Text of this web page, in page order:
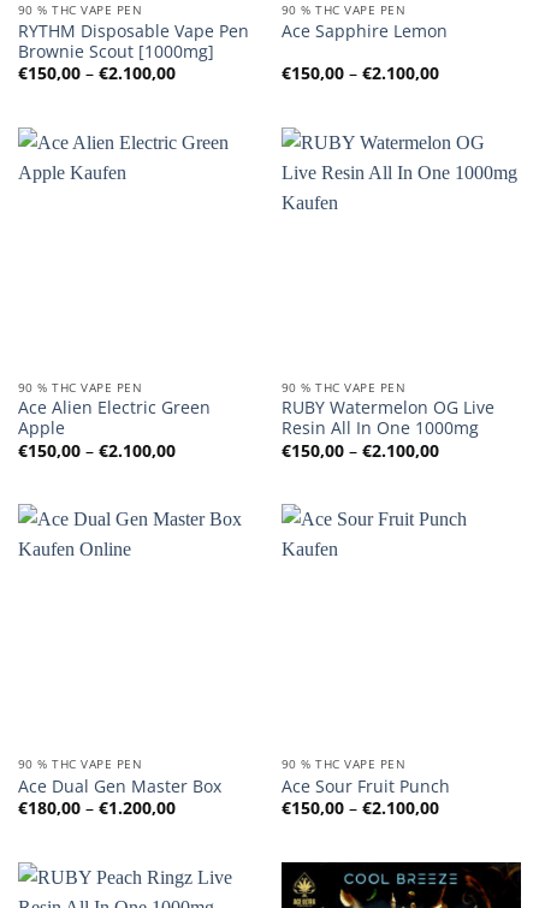
90 % THC VAPE PEN
RYTHM Disposable Vape Pen
Brownie Scout [1000mg]
€150,00 – €2.100,00Preisspanne:
€150,00
90 % THC VAPE PEN
Ace Sapphire Lemon
€150,00 – €2.100,00
€150,00
90 % THC VAPE PEN
Ace Alien Electric Green
Apple
€150,00 – €2.100,00Preisspanne:
€150,00
90 % THC VAPE PEN
RUBY Watermelon OG Live
Resin All In One 1000mg
€150,00 – €2.100,00
€150,00
90 % THC VAPE PEN
Ace Dual Gen Master Box
€180,00 – €1.200,00Preisspanne:
€180,00
90 % THC VAPE PEN
Ace Sour Fruit Punch
€150,00 – €2.100,00
€150,00